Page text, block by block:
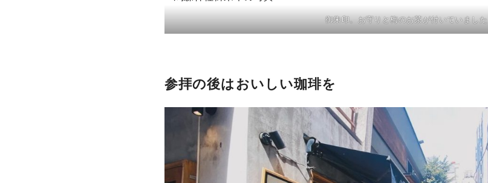
御朱印。お守りと梅のお茶が付いていました
参拝の後はおいしい珈琲を